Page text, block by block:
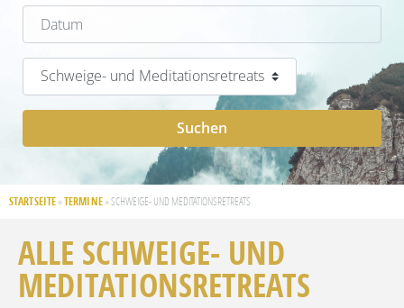
Datum
Kategorie
Suchen
STARTSEITE » TERMINE» SCHWEIGE- UND MEDITATIONSRETREATS
ALLE SCHWEIGE- UND
MEDITATIONSRETREATS